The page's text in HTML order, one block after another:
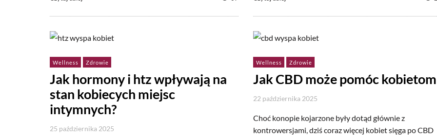
Wellness Zdrowie
Jak hormony i htz wpływają na
stan kobiecych miejsc
intymnych?
25 października 2025
Wellness Zdrowie
Jak CBD może pomóc kobietom
22 października 2025
Choć konopie kojarzone były dotąd głównie z
kontrowersjami, dziś coraz więcej kobiet sięga po CBD